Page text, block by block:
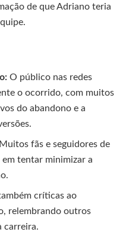
de que Adriano teria
O público nas redes
o ocorrido, com muitos
do abandono e a
Muitos fãs e seguidores de
em tentar minimizar a
críticas ao
relembrando outros
carreira.